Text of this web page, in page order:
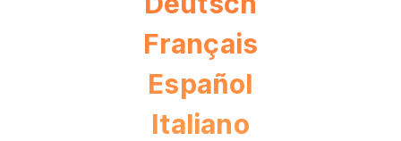
Français
Español
Italiano